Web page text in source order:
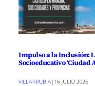
Impulso a la Inclusión:
Socioeducativo
VILLARRUBIA | 16 JULIO 2026